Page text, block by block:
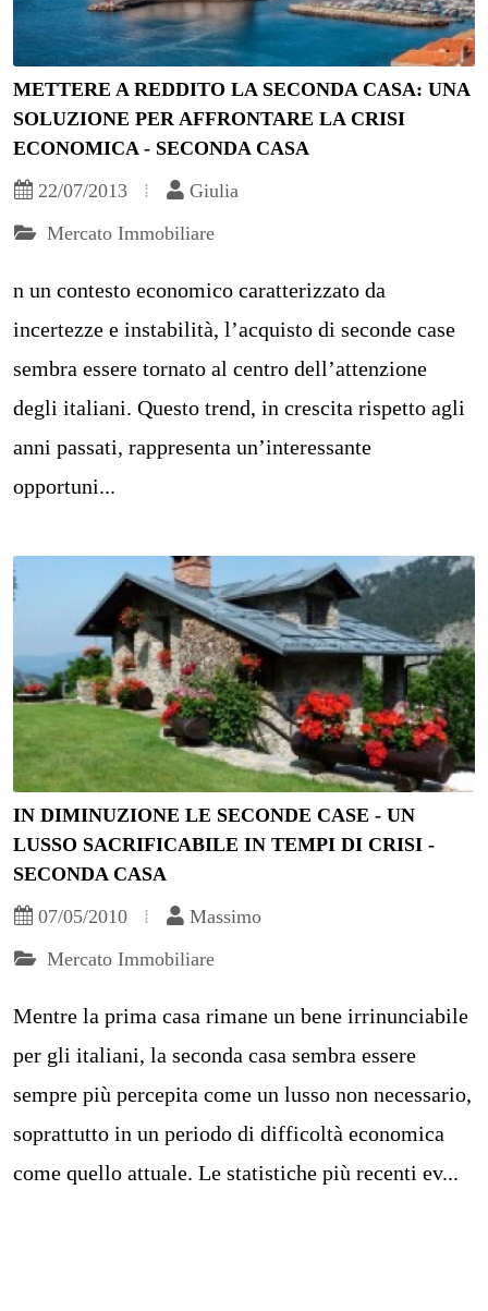
METTERE A REDDITO LA SECONDA CASA: UNA
SOLUZIONE PER AFFRONTARE LA CRISI
ECONOMICA - SECONDA CASA
22/07/2013
Giulia
Mercato Immobiliare
n un contesto economico caratterizzato da
incertezze e instabilità, l’acquisto di seconde case
sembra essere tornato al centro dell’attenzione
degli italiani. Questo trend, in crescita rispetto agli
anni passati, rappresenta un’interessante
opportuni...
IN DIMINUZIONE LE SECONDE CASE - UN
LUSSO SACRIFICABILE IN TEMPI DI CRISI -
SECONDA CASA
07/05/2010
Massimo
Mercato Immobiliare
Mentre la prima casa rimane un bene irrinunciabile
per gli italiani, la seconda casa sembra essere
sempre più percepita come un lusso non necessario,
soprattutto in un periodo di difficoltà economica
come quello attuale. Le statistiche più recenti ev...